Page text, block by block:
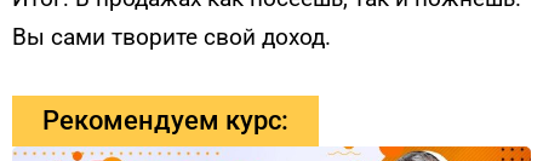
Вы сами творите свой доход.
Рекомендуем курс: